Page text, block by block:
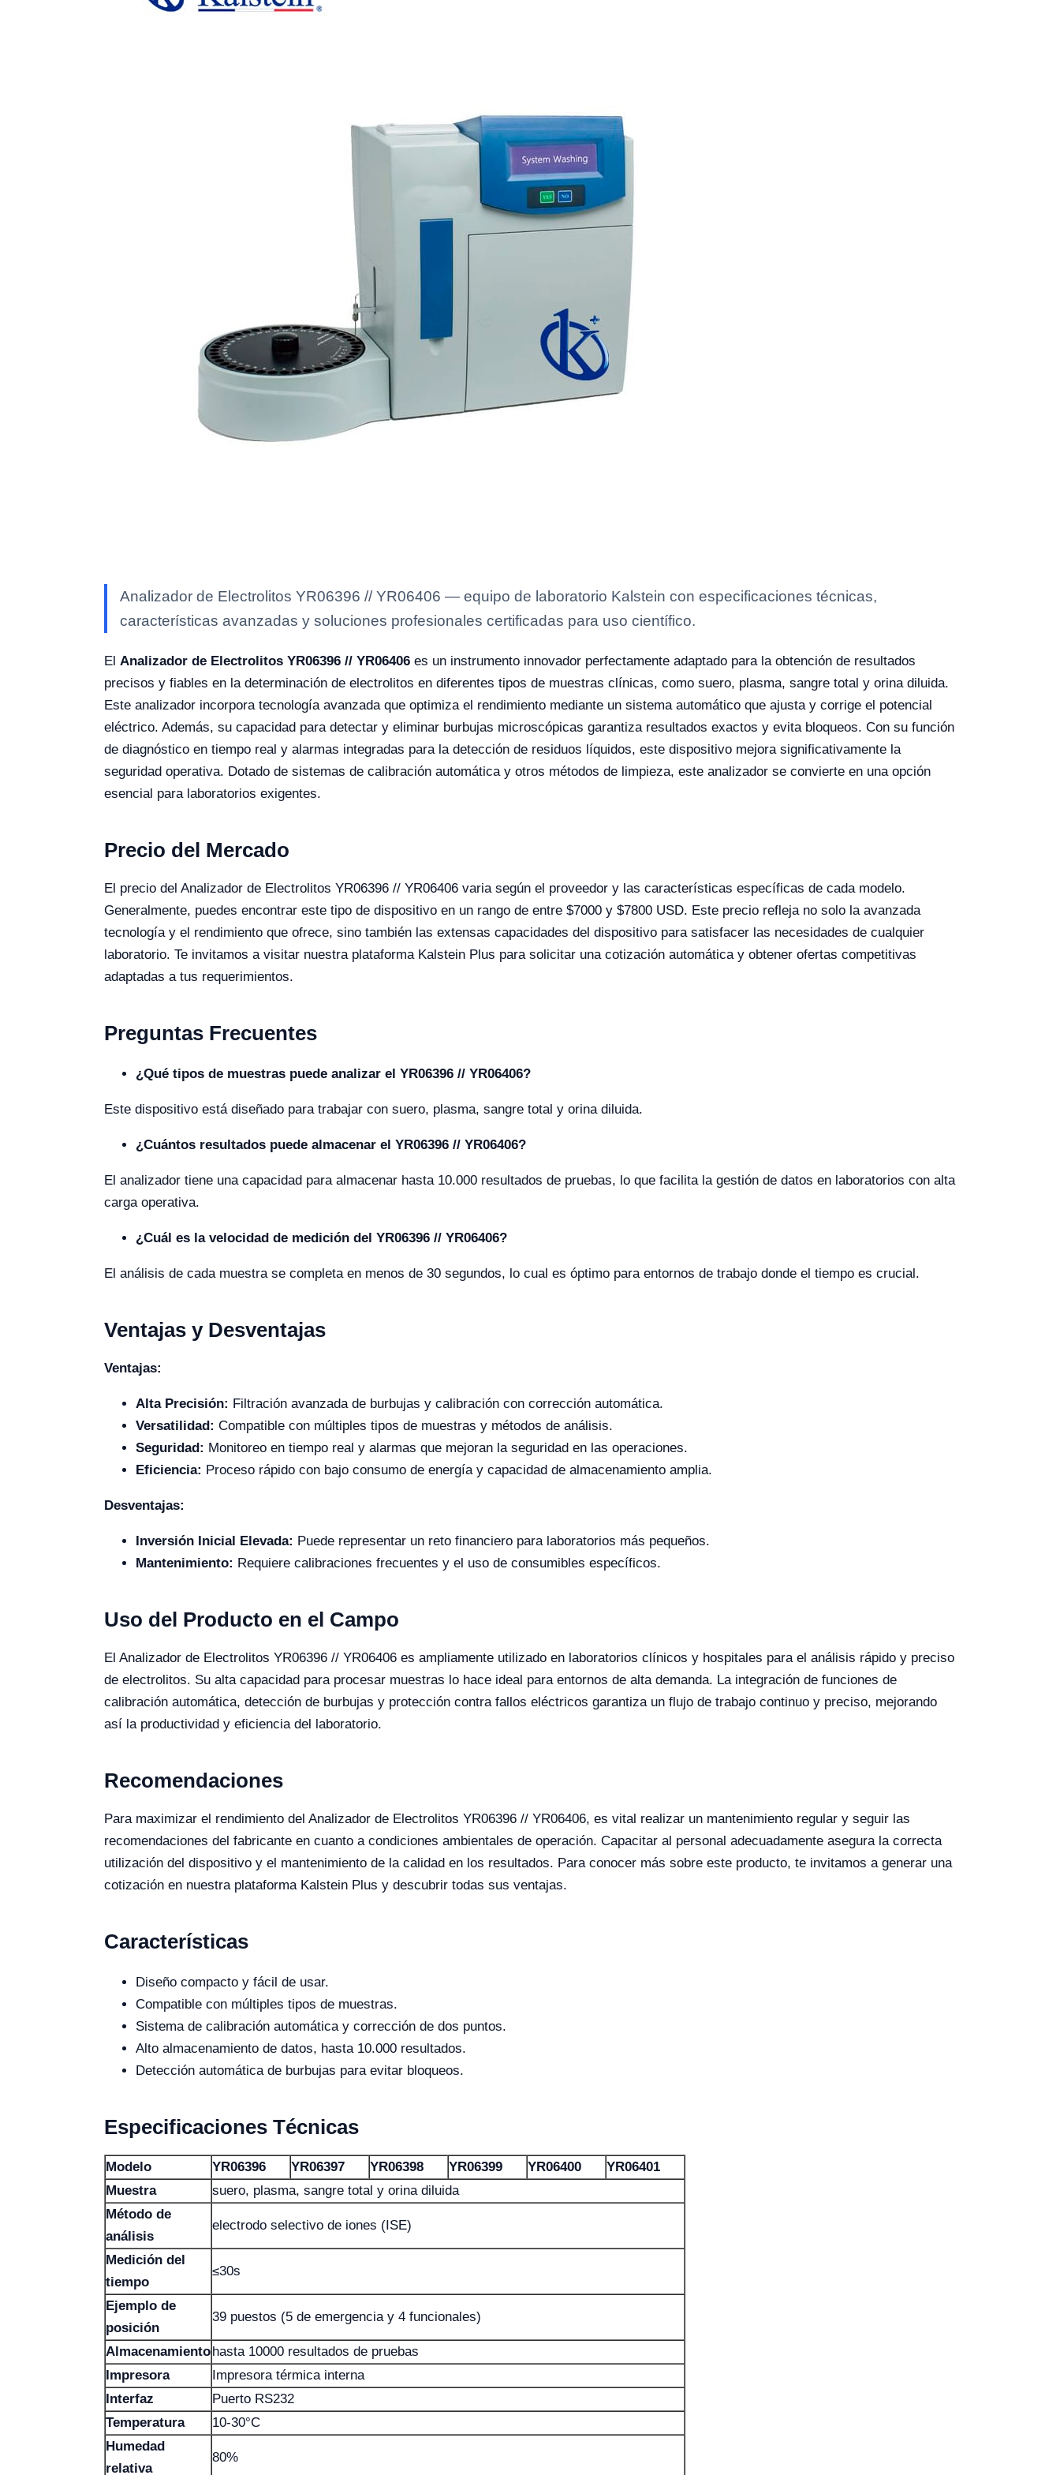
Analizador de Electrolitos YR06396 // YR06406 — equipo de laboratorio Kalstein con especificaciones técnicas,
características avanzadas y soluciones profesionales certificadas para uso científico.
El Analizador de Electrolitos YR06396 // YR06406 es un instrumento innovador perfectamente adaptado para la obtención de resultados
precisos y fiables en la determinación de electrolitos en diferentes tipos de muestras clínicas, como suero, plasma, sangre total y orina diluida.
Este analizador incorpora tecnología avanzada que optimiza el rendimiento mediante un sistema automático que ajusta y corrige el potencial
eléctrico. Además, su capacidad para detectar y eliminar burbujas microscópicas garantiza resultados exactos y evita bloqueos. Con su función
de diagnóstico en tiempo real y alarmas integradas para la detección de residuos líquidos, este dispositivo mejora significativamente la
seguridad operativa. Dotado de sistemas de calibración automática y otros métodos de limpieza, este analizador se convierte en una opción
esencial para laboratorios exigentes.
Precio del Mercado
El precio del Analizador de Electrolitos YR06396 // YR06406 varia según el proveedor y las características específicas de cada modelo.
Generalmente, puedes encontrar este tipo de dispositivo en un rango de entre $7000 y $7800 USD. Este precio refleja no solo la avanzada
tecnología y el rendimiento que ofrece, sino también las extensas capacidades del dispositivo para satisfacer las necesidades de cualquier
laboratorio. Te invitamos a visitar nuestra plataforma Kalstein Plus para solicitar una cotización automática y obtener ofertas competitivas
adaptadas a tus requerimientos.
Preguntas Frecuentes
¿Qué tipos de muestras puede analizar el YR06396 // YR06406?
Este dispositivo está diseñado para trabajar con suero, plasma, sangre total y orina diluida.
¿Cuántos resultados puede almacenar el YR06396 // YR06406?
El analizador tiene una capacidad para almacenar hasta 10.000 resultados de pruebas, lo que facilita la gestión de datos en laboratorios con alta
carga operativa.
¿Cuál es la velocidad de medición del YR06396 // YR06406?
El análisis de cada muestra se completa en menos de 30 segundos, lo cual es óptimo para entornos de trabajo donde el tiempo es crucial.
Ventajas y Desventajas
Ventajas:
Alta Precisión: Filtración avanzada de burbujas y calibración con corrección automática.
Versatilidad: Compatible con múltiples tipos de muestras y métodos de análisis.
Seguridad: Monitoreo en tiempo real y alarmas que mejoran la seguridad en las operaciones.
Eficiencia: Proceso rápido con bajo consumo de energía y capacidad de almacenamiento amplia.
Desventajas:
Inversión Inicial Elevada: Puede representar un reto financiero para laboratorios más pequeños.
Mantenimiento: Requiere calibraciones frecuentes y el uso de consumibles específicos.
Uso del Producto en el Campo
El Analizador de Electrolitos YR06396 // YR06406 es ampliamente utilizado en laboratorios clínicos y hospitales para el análisis rápido y preciso
de electrolitos. Su alta capacidad para procesar muestras lo hace ideal para entornos de alta demanda. La integración de funciones de
calibración automática, detección de burbujas y protección contra fallos eléctricos garantiza un flujo de trabajo continuo y preciso, mejorando
así la productividad y eficiencia del laboratorio.
Recomendaciones
Para maximizar el rendimiento del Analizador de Electrolitos YR06396 // YR06406, es vital realizar un mantenimiento regular y seguir las
recomendaciones del fabricante en cuanto a condiciones ambientales de operación. Capacitar al personal adecuadamente asegura la correcta
utilización del dispositivo y el mantenimiento de la calidad en los resultados. Para conocer más sobre este producto, te invitamos a generar una
cotización en nuestra plataforma Kalstein Plus y descubrir todas sus ventajas.
Características
Diseño compacto y fácil de usar.
Compatible con múltiples tipos de muestras.
Sistema de calibración automática y corrección de dos puntos.
Alto almacenamiento de datos, hasta 10.000 resultados.
Detección automática de burbujas para evitar bloqueos.
Especificaciones Técnicas
Modelo YR06396 YR06397 YR06398 YR06399 YR06400
YR06401
Muestra
suero, plasma, sangre total y orina diluida
Método de
análisis
electrodo selectivo de iones (ISE)
Medición del
tiempo
≤30s
Ejemplo de
posición
39 puestos (5 de emergencia y 4 funcionales)
Almacenamientohasta 10000 resultados de pruebas
Impresora
Impresora térmica interna
Interfaz
Puerto RS232
Temperatura
10-30°C
Humedad
relativa
80%